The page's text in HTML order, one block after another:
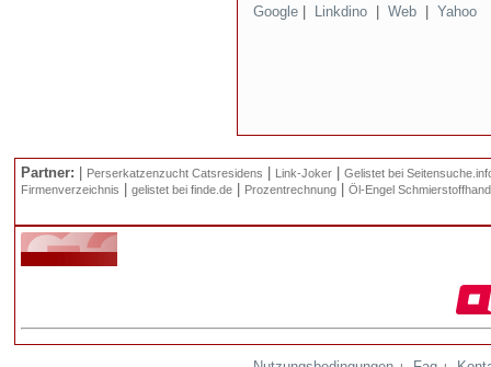
Google
Linkdino Web Yahoo
Partner: Perserkatzenzucht Catsresidens Link-Joker
Gelistet bei
Firmenverzeichnis
gelistet bei finde.de Prozentrechnung Öl-Engel